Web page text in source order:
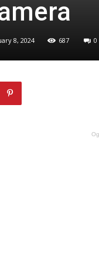
8, 2024 687 0